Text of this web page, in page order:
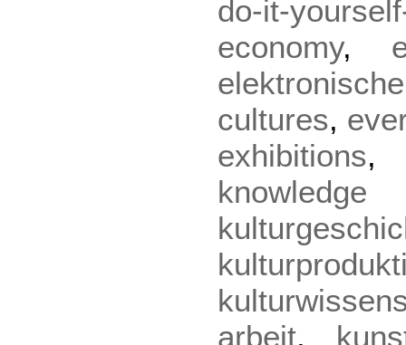
do-it-
economy,
cultures,
exhibitions
arbeit,